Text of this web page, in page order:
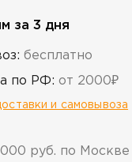
за 3 дня
бесплатно
по РФ: от 2000₽
и самовывоза
руб. по Москве